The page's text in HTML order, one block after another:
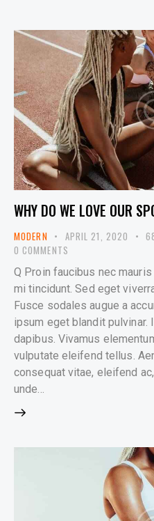
WHY DO WE LOVE OUR
MODERN APRIL 21, 2020
0 COMMENTS
Q Proin faucibus nec
mi tincidunt. Sed eget
Fusce sodales augue a
ipsum eget blandit pulvinar.
dapibus. Vivamus
vulputate eleifend tellus.
consequat vitae, eleifend
unde…